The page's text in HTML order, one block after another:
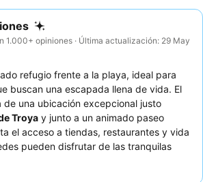
1.000+ opiniones · Última actualización: 29 May
refugio frente a la playa, ideal para
buscan una escapada llena de vida. El
una ubicación excepcional justo
Troya y junto a un animado paseo
el acceso a tiendas, restaurantes y vida
pueden disfrutar de las tranquilas
o relajarse en la serena